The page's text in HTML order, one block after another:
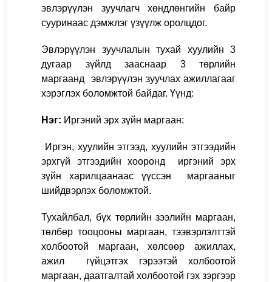
эвлэрүүлэн зуучлагч хөндлөнгийн байр
сууринаас дэмжлэг үзүүлж оролцдог.
Эвлэрүүлэн зуучлалын тухай хуулийн 3
дугаар зүйлд зааснаар 3 төрлийн
маргаанд эвлэрүүлэн зуучлах ажиллагааг
хэрэглэх боломжтой байдаг. Үүнд:
Нэг: Иргэний эрх зүйн маргаан:
И ргэн, хуулийн этгээд, хуулийн этгээдийн
эрхгүй этгээдийн хооронд
иргэний эрх
зүйн харилцаанаас үүссэн маргааныг
шийдвэрлэх боломжтой.
Тухайлбал, бүх төрлийн зээлийн маргаан,
төлбөр тооцооны маргаан, тээвэрлэлттэй
холбоотой маргаан, хөлсөөр ажиллах,
ажил гүйцэтгэх гэрээтэй холбоотой
маргаан, даатгалтай холбоотой гэх зэргээр